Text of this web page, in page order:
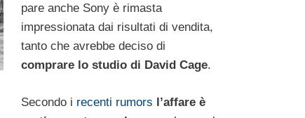
pare anche Sony è rimasta
impressionata dai risultati di vendita,
tanto che avrebbe deciso di
comprare lo studio di David Cage.
Secondo i recenti rumors l’affare è